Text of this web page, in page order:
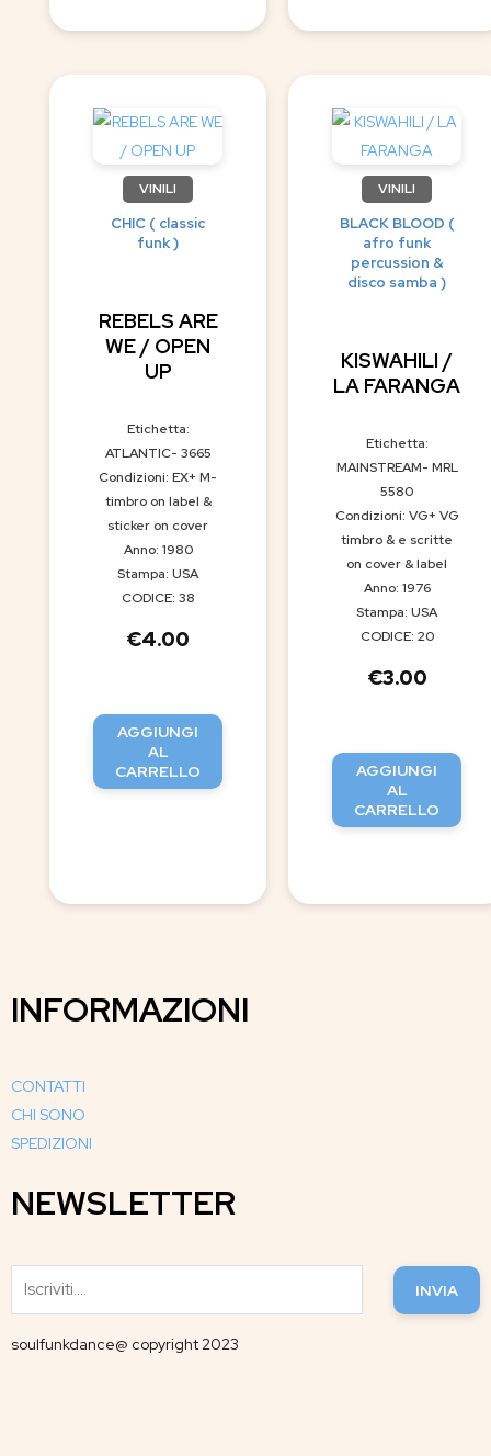
VINILI
CHIC ( classic
funk )
REBELS ARE
WE / OPEN
UP
Etichetta:
ATLANTIC- 3665
Condizioni: EX+ M-
timbro on label &
sticker on cover
Anno: 1980
Stampa: USA
CODICE: 38
€4.00
AGGIUNGI
AL
CARRELLO
VINILI
BLACK BLOOD (
afro funk
percussion &
disco samba )
KISWAHILI /
LA FARANGA
Etichetta:
MAINSTREAM- MRL
5580
Condizioni: VG+ VG
timbro & e scritte
on cover & label
Anno: 1976
Stampa: USA
CODICE: 20
€3.00
AGGIUNGI
AL
CARRELLO
INFORMAZIONI
CONTATTI
CHI SONO
SPEDIZIONI
NEWSLETTER
INVIA
soulfunkdance@ copyright 2023